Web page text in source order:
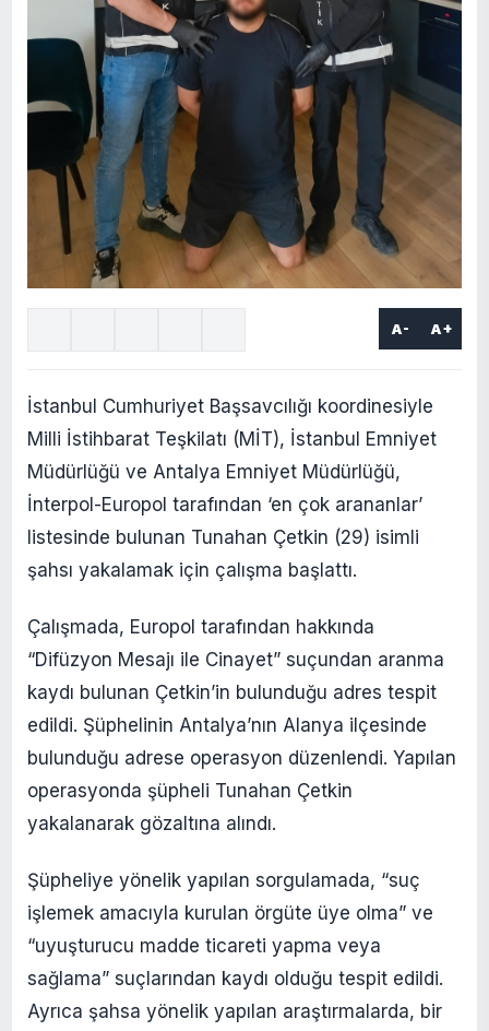
A- A+
İstanbul Cumhuriyet Başsavcılığı koordinesiyle
Milli İstihbarat Teşkilatı (MİT), İstanbul Emniyet
Müdürlüğü ve Antalya Emniyet Müdürlüğü,
İnterpol-Europol tarafından ‘en çok arananlar’
listesinde bulunan Tunahan Çetkin (29) isimli
şahsı yakalamak için çalışma başlattı.
Çalışmada, Europol tarafından hakkında
“Difüzyon Mesajı ile Cinayet” suçundan aranma
kaydı bulunan Çetkin’in bulunduğu adres tespit
edildi. Şüphelinin Antalya’nın Alanya ilçesinde
bulunduğu adrese operasyon düzenlendi. Yapılan
operasyonda şüpheli Tunahan Çetkin
yakalanarak gözaltına alındı.
Şüpheliye yönelik yapılan sorgulamada, “suç
işlemek amacıyla kurulan örgüte üye olma” ve
“uyuşturucu madde ticareti yapma veya
sağlama” suçlarından kaydı olduğu tespit edildi.
Ayrıca şahsa yönelik yapılan araştırmalarda, bir